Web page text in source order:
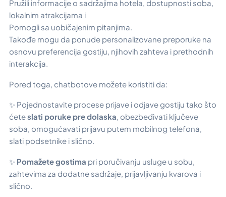
Pružili informacije o sadržajima hotela, dostupnosti soba,
lokalnim atrakcijama i
Pomogli sa uobičajenim pitanjima.
Takođe mogu da ponude personalizovane preporuke na
osnovu preferencija gostiju, njihovih zahteva i prethodnih
interakcija.
Pored toga, chatbotove možete koristiti da:
✨ Pojednostavite procese prijave i odjave gostiju tako što
ćeteslati poruke pre dolaska, obezbeđivati ključeve
soba, omogućavati prijavu putem mobilnog telefona,
slati podsetnike i slično.
✨ Pomažete gostima pri poručivanju usluge u sobu,
zahtevima za dodatne sadržaje, prijavljivanju kvarova i
slično.